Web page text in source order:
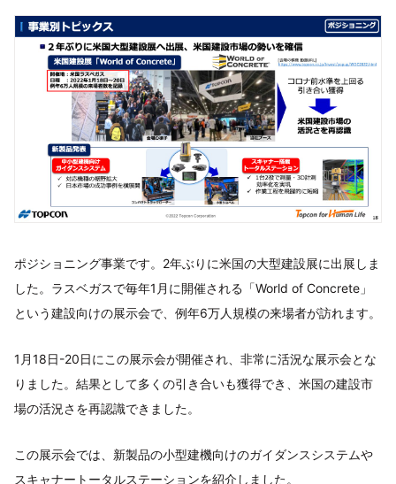
ポジショニング事業です。2年ぶりに米国の大型建設展に出展しま
した。ラスベガスで毎年1月に開催される「World of Concrete」
という建設向けの展示会で、例年6万人規模の来場者が訪れます。
1月18日-20日にこの展示会が開催され、非常に活況な展示会とな
りました。結果として多くの引き合いも獲得でき、米国の建設市
場の活況さを再認識できました。
この展示会では、新製品の小型建機向けのガイダンスシステムや
スキャナートータルステーションを紹介しました。